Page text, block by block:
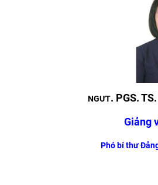
NGƯT. PGS.
Giảng
Phó bí thư